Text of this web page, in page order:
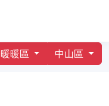
暖暖區 中山區